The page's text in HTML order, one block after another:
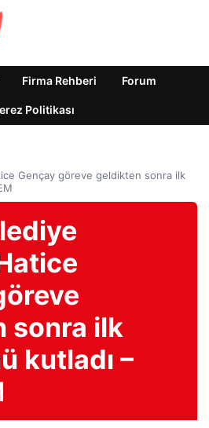
Firma Rehberi Forum
Politikası
Gençay göreve geldikten sonra ilk
sonra ilk
kutladı –